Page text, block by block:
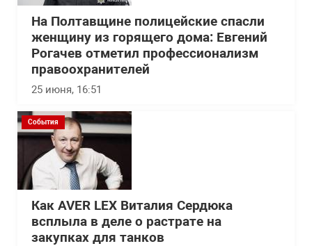
На Полтавщине полицейские спасли
женщину из горящего дома: Евгений
Рогачев отметил профессионализм
правоохранителей
25 июня, 16:51
События
Как AVER LEX Виталия Сердюка
всплыла в деле о растрате на
закупках для танков